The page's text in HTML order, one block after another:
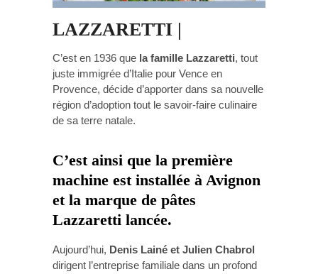
LAZZARETTI |
C’est en 1936 que la famille Lazzaretti, tout
juste immigrée d’Italie pour Vence en
Provence, décide d’apporter dans sa nouvelle
région d’adoption tout le savoir-faire culinaire
de sa terre natale.
C’est ainsi que la première
machine est installée à Avignon
et la marque de pâtes
Lazzaretti lancée.
Aujourd’hui, Denis Lainé et Julien Chabrol
dirigent l’entreprise familiale dans un profond